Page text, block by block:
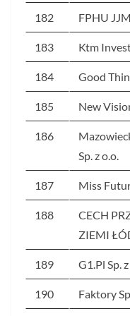
182 FPHU
183 Ktm
184 Good
185 New
186
Sp. z o.o.
187 Miss
188
CECH
ZIEMI
189 G1.Pl Sp.
190 Faktory